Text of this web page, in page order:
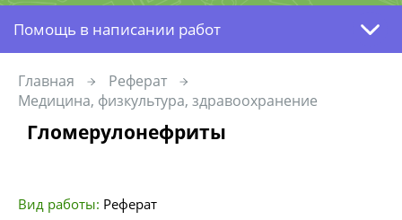
Помощь в написании работ
Главная
Реферат
Медицина, физкультура, здравоохранение
Гломерулонефриты
Вид работы: Реферат